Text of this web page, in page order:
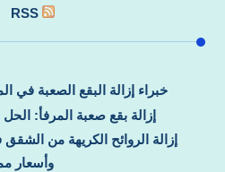
RSS
خبراء إزالة البقع الصعبة في
إزالة بقع صعبة المرفأ:
إزالة الروائح الكريهة من
وأسعار